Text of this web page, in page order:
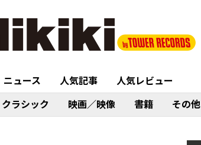
ニュース 人気記事
人気レビュー
クラシック 映画／映像 書籍 その他